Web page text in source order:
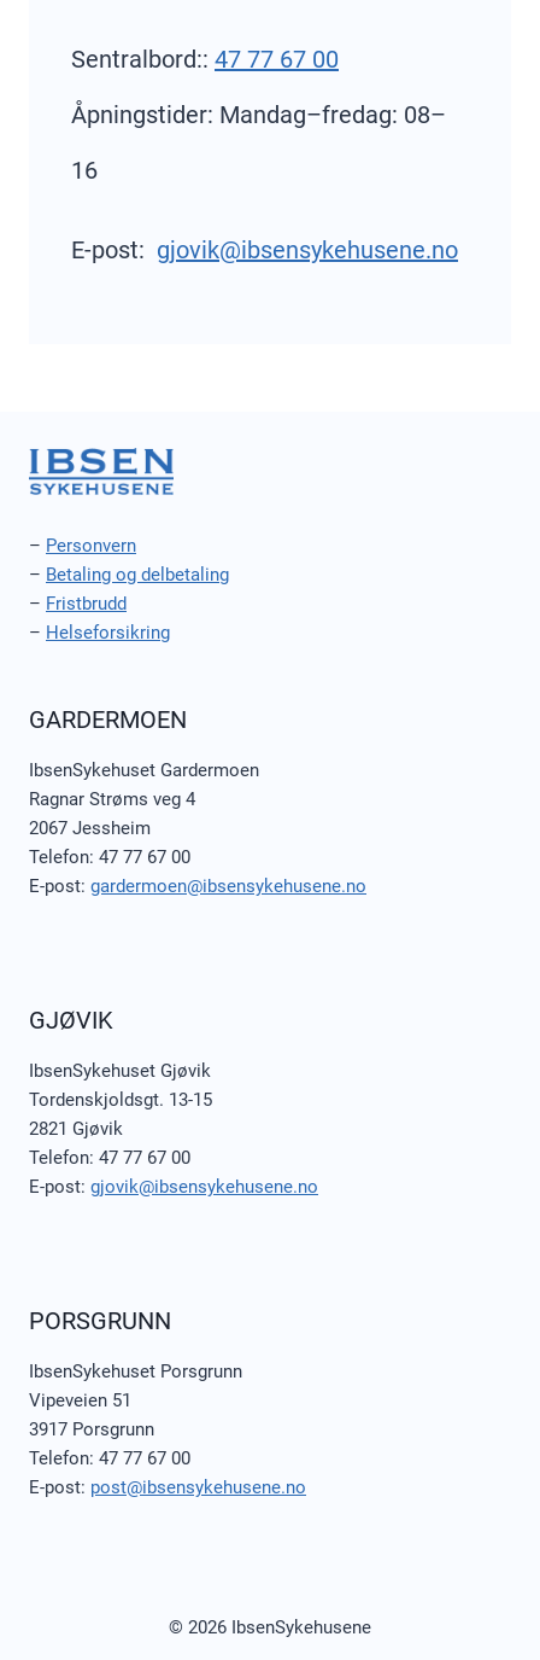
Sentralbord:: 47 77 67 00
Åpningstider: Mandag–fredag: 08–
16
E-post: gjovik@ibsensykehusene.no
– Personvern
– Betaling og delbetaling
– Fristbrudd
– Helseforsikring
GARDERMOEN
IbsenSykehuset Gardermoen
Ragnar Strøms veg 4
2067 Jessheim
Telefon: 47 77 67 00
E-post: gardermoen@ibsensykehusene.no
GJØVIK
IbsenSykehuset Gjøvik
Tordenskjoldsgt. 13-15
2821 Gjøvik
Telefon: 47 77 67 00
E-post: gjovik@ibsensykehusene.no
PORSGRUNN
IbsenSykehuset Porsgrunn
Vipeveien 51
3917 Porsgrunn
Telefon: 47 77 67 00
E-post: post@ibsensykehusene.no
© 2026 IbsenSykehusene